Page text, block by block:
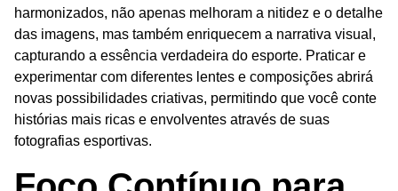
harmonizados, não apenas melhoram a nitidez e o detalhe
das imagens, mas também enriquecem a narrativa visual,
capturando a essência verdadeira do esporte. Praticar e
experimentar com diferentes lentes e composições abrirá
novas possibilidades criativas, permitindo que você conte
histórias mais ricas e envolventes através de suas
fotografias esportivas.